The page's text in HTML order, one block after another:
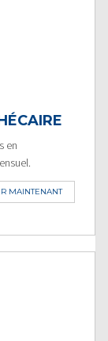
en
MAINTENANT